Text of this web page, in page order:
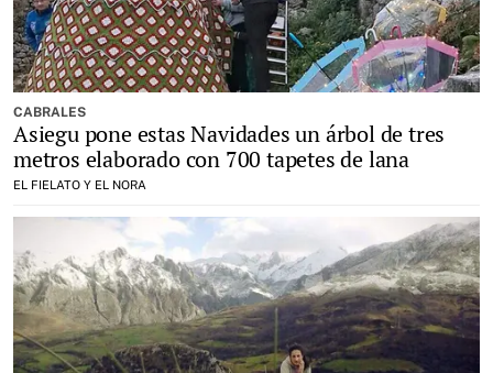
CABRALES
Asiegu pone estas Navidades un árbol de tres
metros elaborado con 700 tapetes de lana
EL FIELATO Y EL NORA